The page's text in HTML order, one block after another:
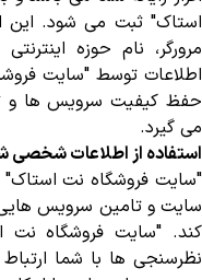
استاک" ثبت می شود. این
مرورگر، نام حوزه
اطلاعات توسط "سایت
حفظ کیفیت سرویس ها و
می گیرد.
استفاده از اطلاعات شخصی
"سایت فروشگاه نت
سایت و تامین سرویس
کند. "سایت فروشگاه
نظرسنجی ها با شما ارتباط